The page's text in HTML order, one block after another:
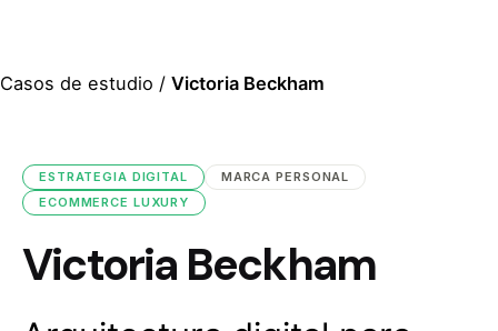
Casos de estudio / Victoria Beckham
ESTRATEGIA DIGITAL
MARCA PERSONAL
ECOMMERCE LUXURY
Victoria Beckham